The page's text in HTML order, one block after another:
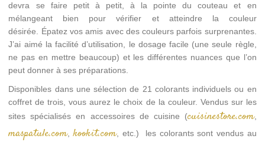
devra se faire petit à petit, à la pointe du couteau et en
mélangeant bien pour vérifier et atteindre la couleur
désirée. Épatez vos amis avec des couleurs parfois surprenantes.
J’ai aimé la facilité d’utilisation, le dosage facile (une seule règle,
ne pas en mettre beaucoup) et les différentes nuances que l’on
peut donner à ses préparations.
Disponibles dans une sélection de 21 colorants individuels ou en
coffret de trois, vous aurez le choix de la couleur. Vendus sur les
sites spécialisés en accessoires de cuisine (cuisinestore.com,
maspatule.com,kookit.com, etc.) les colorants sont vendus au